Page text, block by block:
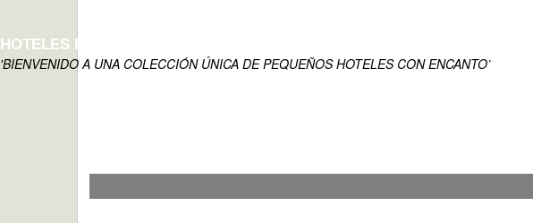
HOTELES DE ENSUEÑO DEL MUNDO
'BIENVENIDO A UNA COLECCIÓN ÚNICA DE PEQUEÑOS HOTELES CON ENCANTO’